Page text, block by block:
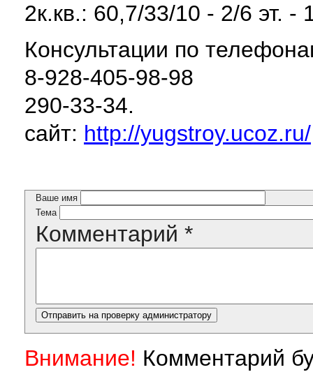
2к.кв.: 60,7/33/10 - 2/6 эт. -
Консультации по
8-928-405-98-98
290-33-34.
сайт: http://yugstroy.ucoz.ru/
Ваше имя
Тема
Комментарий *
Внимание! Комментарий